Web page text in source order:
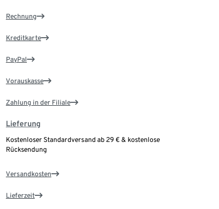
Rechnung
Kreditkarte
PayPal
Vorauskasse
Zahlung in der Filiale
Lieferung
Kostenloser Standardversand ab 29 € & kostenlose
Rücksendung
Versandkosten
Lieferzeit